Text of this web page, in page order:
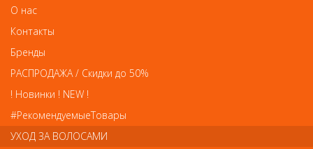
SEO
О нас
Контакты
Бренды
РАСПРОДАЖА / Скидки до 50%
! Новинки ! NEW !
#РекомендуемыеТовары
УХОД ЗА ВОЛОСАМИ